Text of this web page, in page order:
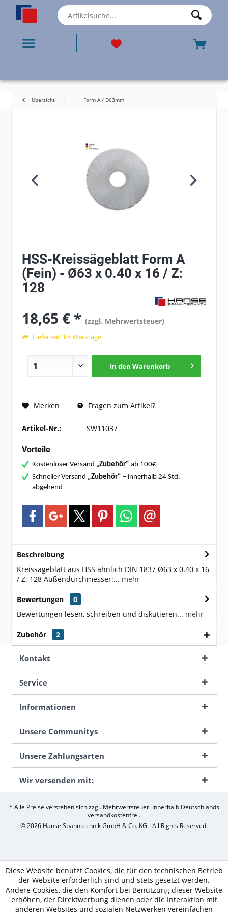
Übersicht Form A / D63mm
HSS-Kreissägeblatt Form A
(Fein) - Ø63 x 0.40 x 16 / Z:
128
18,65 € *(zzgl. Mehrwertsteuer)
Lieferzeit 3-5 Werktage
In den Warenkorb
Merken Fragen zum Artikel?
Artikel-Nr.: SW11037
Vorteile
Kostenloser Versand „Zubehör“ ab 100€
Schneller Versand „Zubehör“ – innerhalb 24 Std.
abgehend
Beschreibung
Kreissägeblatt aus HSS ähnlich DIN 1837 Ø63 x 0.40 x 16
/ Z: 128 Außendurchmesser:... mehr
Bewertungen
0
Bewertungen lesen, schreiben und diskutieren... mehr
Zubehör 2
Kontakt
Service
Informationen
Unsere Communitys
Unsere Zahlungsarten
Wir versenden mit:
* Alle Preise verstehen sich zzgl. Mehrwertsteuer. Innerhalb Deutschlands
versandkostenfrei.
© 2026 Hanse Spanntechnik GmbH & Co. KG - All Rights Reserved.
Diese Website benutzt Cookies, die für den technischen Betrieb
der Website erforderlich sind und stets gesetzt werden.
Andere Cookies, die den Komfort bei Benutzung dieser Website
erhöhen, der Direktwerbung dienen oder die Interaktion mit
anderen Websites und sozialen Netzwerken vereinfachen